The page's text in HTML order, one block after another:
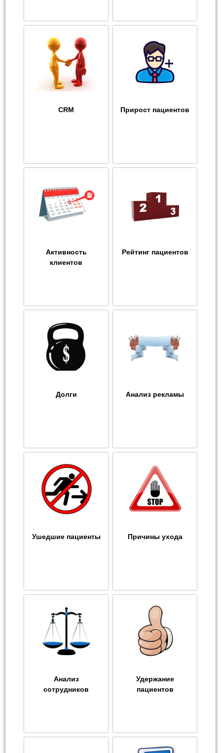
CRM Прирост пациентов
Активность
клиентов
Рейтинг пациентов
Долги Анализ рекламы
Ушедшие пациенты Причины ухода
Анализ
сотрудников
Удержание
пациентов